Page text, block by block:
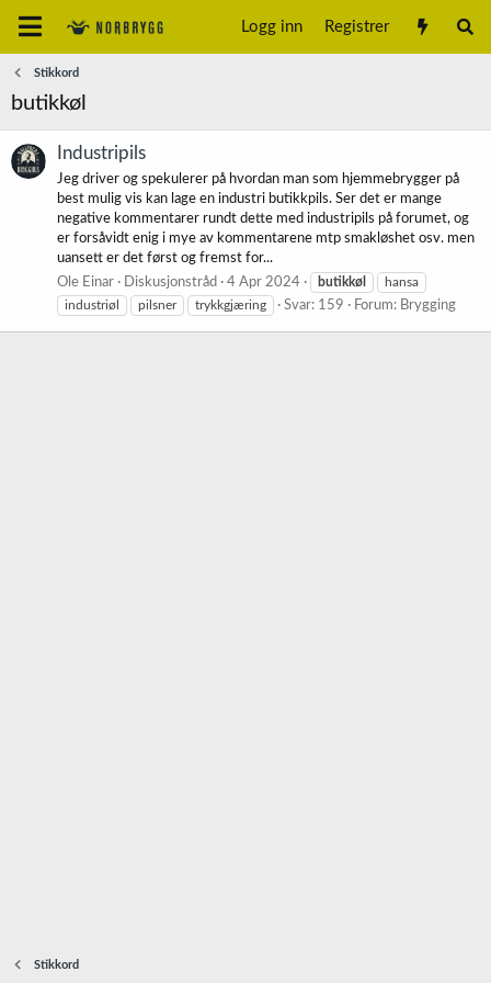
Logg inn Registrer
Stikkord
butikkøl
Industripils
Jeg driver og spekulerer på hvordan man som hjemmebrygger på
best mulig vis kan lage en industri butikkpils. Ser det er mange
negative kommentarer rundt dette med industripils på forumet, og
er forsåvidt enig i mye av kommentarene mtp smakløshet osv. men
uansett er det først og fremst for...
Ole Einar
Diskusjonstråd 4 Apr 2024 butikkøl
hansa
industriøl
pilsner trykkgjæring Svar: 159 Forum: Brygging
Stikkord